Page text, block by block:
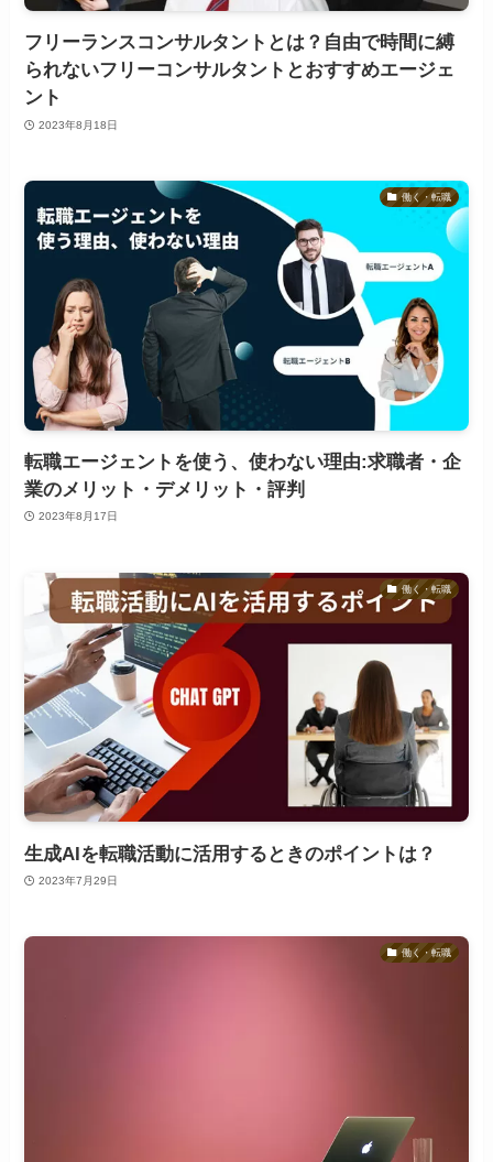
フリーランスコンサルタントとは？自由で時間に縛
られないフリーコンサルタントとおすすめエージェ
ント
2023年8月18日
働く・転職
転職エージェントを使う、使わない理由:求職者・企
業のメリット・デメリット・評判
2023年8月17日
働く・転職
生成AIを転職活動に活用するときのポイントは？
2023年7月29日
働く・転職